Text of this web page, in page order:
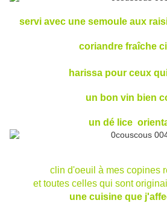
servi avec une semoule aux
coriandre fraîche
harissa pour ceux
un bon vin bien
un dé lice
clin d'oeuil à mes copines
et toutes celles qui sont
une cuisine que